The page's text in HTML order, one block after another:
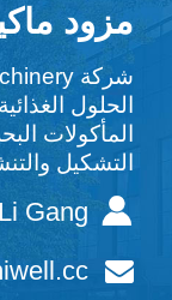
مزود
الحلول
المأكولات
التشكيل
Li Gang